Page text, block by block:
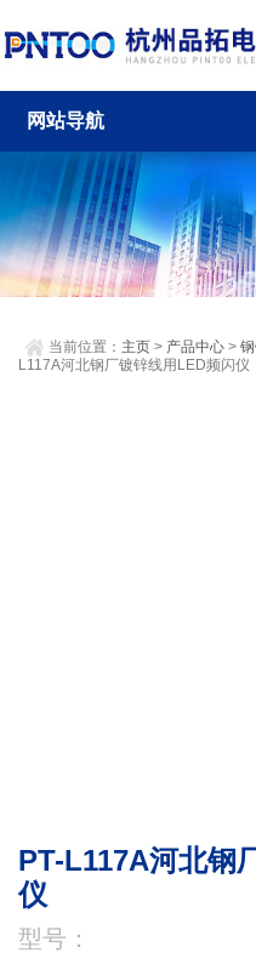
网站导航
当前位置： 主页 > 产品中心 >
L117A河北钢厂镀锌线用LED频闪仪
PT-L117A河北钢
仪
型号：